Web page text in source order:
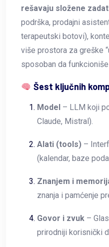
rešavaju složene
podrška, prodajni
terapeutski botovi),
više prostora za greške
sposoban da
Šest ključnih
Model – LLM koji
Claude, Mistral).
Alati (tools) –
(kalendar, baze
Znanjem i
znanja i pamćenje
Govor i zvuk –
prirodniji korisnički